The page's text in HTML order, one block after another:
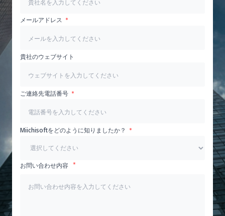
メールアドレス
貴社のウェブサイト
ご連絡先電話番号
Miichisoftをどのように知りましたか？
お問い合わせ内容